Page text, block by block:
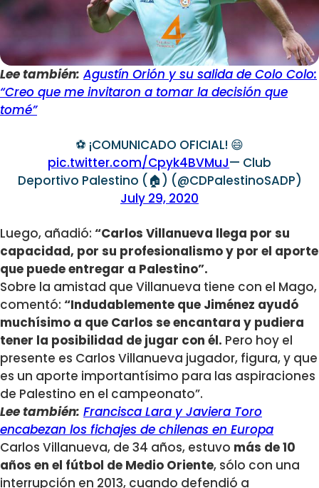
Lee también: Agustín Orión y su salida de Colo Colo:
“Creo que me invitaron a tomar la decisión que
tomé”
⚽️ ¡COMUNICADO OFICIAL! 😄
pic.twitter.com/Cpyk4BVMuJ— Club
Deportivo Palestino (🏠) (@CDPalestinoSADP)
July 29, 2020
Luego, añadió: “Carlos Villanueva llega por su
capacidad, por su profesionalismo y por el aporte
que puede entregar a Palestino”.
Sobre la amistad que Villanueva tiene con el Mago,
comentó: “Indudablemente que Jiménez ayudó
muchísimo a que Carlos se encantara y pudiera
tener la posibilidad de jugar con él. Pero hoy el
presente es Carlos Villanueva jugador, figura, y que
es un aporte importantísimo para las aspiraciones
de Palestino en el campeonato”.
Lee también: Francisca Lara y Javiera Toro
encabezan los fichajes de chilenas en Europa
Carlos Villanueva, de 34 años, estuvo más de 10
años en el fútbol de Medio Oriente, sólo con una
interrupción en 2013, cuando defendió a